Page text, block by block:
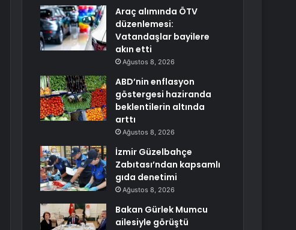
Araç alımında ÖTV
düzenlemesi:
Vatandaşlar bayilere
akın etti
Ağustos 8, 2026
ABD’nin enflasyon
göstergesi haziranda
beklentilerin altında
arttı
Ağustos 8, 2026
İzmir Güzelbahçe
Zabıtası’ndan kapsamlı
gıda denetimi
Ağustos 8, 2026
Bakan Gürlek Mumcu
ailesiyle görüştü